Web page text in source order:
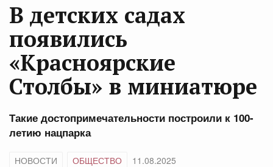
В детских садах
появились
«Красноярские
Столбы» в миниатюре
Такие достопримечательности построили к 100-
летию нацпарка
НОВОСТИ ОБЩЕСТВО 11.08.2025